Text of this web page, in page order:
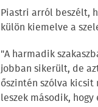
Piastri arról beszélt,
külön kiemelve a
"A harmadik
jobban sikerült, de
őszintén szólva
leszek második,